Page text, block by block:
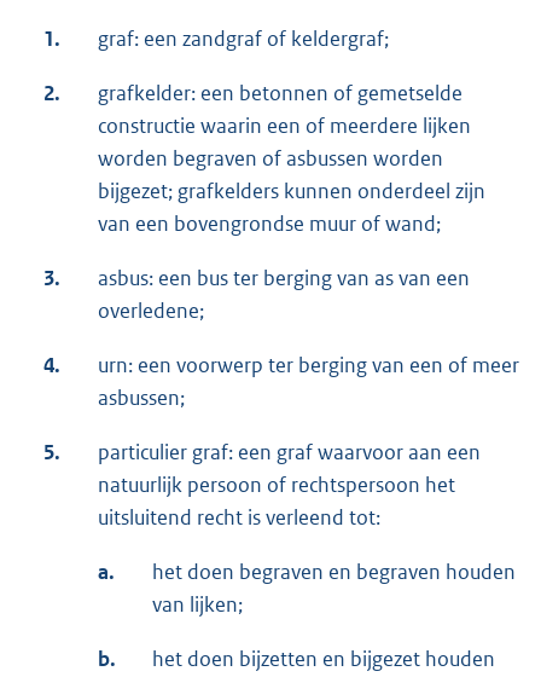
1. graf: een zandgraf of keldergraf;
2.
grafkelder: een betonnen of gemetselde
constructie waarin een of meerdere lijken
worden begraven of asbussen worden
bijgezet; grafkelders kunnen onderdeel zijn
van een bovengrondse muur of wand;
3.
asbus: een bus ter berging van as van een
overledene;
4.
urn: een voorwerp ter berging van een of meer
asbussen;
5.
particulier graf: een graf waarvoor aan een
natuurlijk persoon of rechtspersoon het
uitsluitend recht is verleend tot:
a.
het doen begraven en begraven houden
van lijken;
b.
het doen bijzetten en bijgezet houden